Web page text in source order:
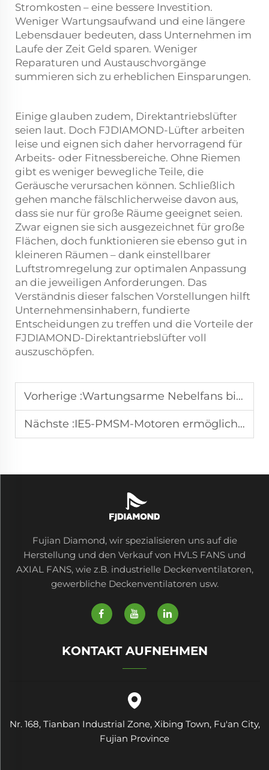
Stromkosten – eine bessere Investition.
Weniger Wartungsaufwand und eine längere
Lebensdauer bedeuten, dass Unternehmen im
Laufe der Zeit Geld sparen. Weniger
Reparaturen und Austauschvorgänge
summieren sich zu erheblichen Einsparungen.
Einige glauben zudem, Direktantriebslüfter
seien laut. Doch FJDIAMOND-Lüfter arbeiten
leise und eignen sich daher hervorragend für
Arbeits- oder Fitnessbereiche. Ohne Riemen
gibt es weniger bewegliche Teile, die
Geräusche verursachen können. Schließlich
gehen manche fälschlicherweise davon aus,
dass sie nur für große Räume geeignet seien.
Zwar eignen sie sich ausgezeichnet für große
Flächen, doch funktionieren sie ebenso gut in
kleineren Räumen – dank einstellbarer
Luftstromregelung zur optimalen Anpassung
an die jeweiligen Anforderungen. Das
Verständnis dieser falschen Vorstellungen hilft
Unternehmensinhabern, fundierte
Entscheidungen zu treffen und die Vorteile der
FJDIAMOND-Direktantriebslüfter voll
auszuschöpfen.
Vorherige :Wartungsarme Nebelfans bieten effiziente Außenkühlung in heißen, trockenen Städten
Nächste :IE5-PMSM-Motoren ermöglichen eine präzise Drehzahlregelung bei HVLS-Deckenventilatoren
Fujian Diamond, wir spezialisieren uns auf die
Herstellung und den Verkauf von HVLS FANS und
AXIAL FANS, wie z.B. industrielle Deckenventilatoren,
gewerbliche Deckenventilatoren usw.
KONTAKT AUFNEHMEN
Nr. 168, Tianban Industrial Zone, Xibing Town, Fu'an City,
Fujian Province